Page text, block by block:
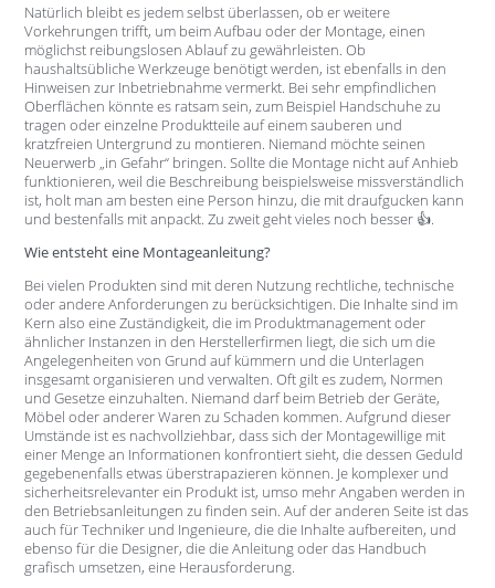
Natürlich bleibt es jedem selbst überlassen, ob er weitere
Vorkehrungen trifft, um beim Aufbau oder der Montage, einen
möglichst reibungslosen Ablauf zu gewährleisten. Ob
haushaltsübliche Werkzeuge benötigt werden, ist ebenfalls in den
Hinweisen zur Inbetriebnahme vermerkt. Bei sehr empfindlichen
Oberflächen könnte es ratsam sein, zum Beispiel Handschuhe zu
tragen oder einzelne Produktteile auf einem sauberen und
kratzfreien Untergrund zu montieren. Niemand möchte seinen
Neuerwerb „in Gefahr“ bringen. Sollte die Montage nicht auf Anhieb
funktionieren, weil die Beschreibung beispielsweise missverständlich
ist, holt man am besten eine Person hinzu, die mit draufgucken kann
und bestenfalls mit anpackt. Zu zweit geht vieles noch besser 👍.
Wie entsteht eine Montageanleitung?
Bei vielen Produkten sind mit deren Nutzung rechtliche, technische
oder andere Anforderungen zu berücksichtigen. Die Inhalte sind im
Kern also eine Zuständigkeit, die im Produktmanagement oder
ähnlicher Instanzen in den Herstellerfirmen liegt, die sich um die
Angelegenheiten von Grund auf kümmern und die Unterlagen
insgesamt organisieren und verwalten. Oft gilt es zudem, Normen
und Gesetze einzuhalten. Niemand darf beim Betrieb der Geräte,
Möbel oder anderer Waren zu Schaden kommen. Aufgrund dieser
Umstände ist es nachvollziehbar, dass sich der Montagewillige mit
einer Menge an Informationen konfrontiert sieht, die dessen Geduld
gegebenenfalls etwas überstrapazieren können. Je komplexer und
sicherheitsrelevanter ein Produkt ist, umso mehr Angaben werden in
den Betriebsanleitungen zu finden sein. Auf der anderen Seite ist das
auch für Techniker und Ingenieure, die die Inhalte aufbereiten, und
ebenso für die Designer, die die Anleitung oder das Handbuch
grafisch umsetzen, eine Herausforderung.